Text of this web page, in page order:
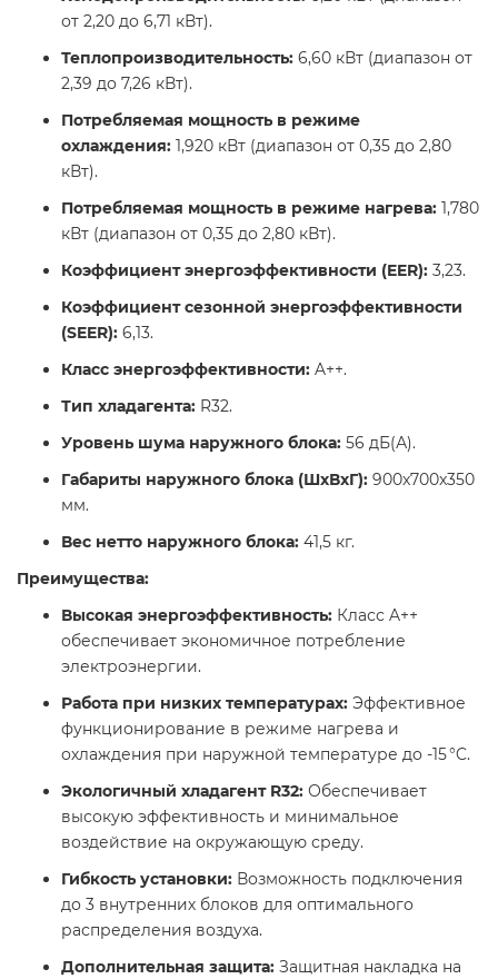
от 2,20 до 6,71 кВт).​
Теплопроизводительность: 6,60 кВт (диапазон от
2,39 до 7,26 кВт).​
Потребляемая мощность в режиме
охлаждения: 1,920 кВт (диапазон от 0,35 до 2,80
кВт).​
Потребляемая мощность в режиме нагрева: 1,780
кВт (диапазон от 0,35 до 2,80 кВт).​
Коэффициент энергоэффективности (EER): 3,23.​
Коэффициент сезонной энергоэффективности
(SEER): 6,13.​
Класс энергоэффективности: A++.​
Тип хладагента: R32.​
Уровень шума наружного блока: 56 дБ(А).​
Габариты наружного блока (ШxВxГ): 900x700x350
мм.​
Вес нетто наружного блока: 41,5 кг. ​
Преимущества:
Высокая энергоэффективность: Класс A++
обеспечивает экономичное потребление
электроэнергии.​
Работа при низких температурах: Эффективное
функционирование в режиме нагрева и
охлаждения при наружной температуре до -15 °C.​
Экологичный хладагент R32: Обеспечивает
высокую эффективность и минимальное
воздействие на окружающую среду.​
Гибкость установки: Возможность подключения
до 3 внутренних блоков для оптимального
распределения воздуха.
Дополнительная защита: Защитная накладка на